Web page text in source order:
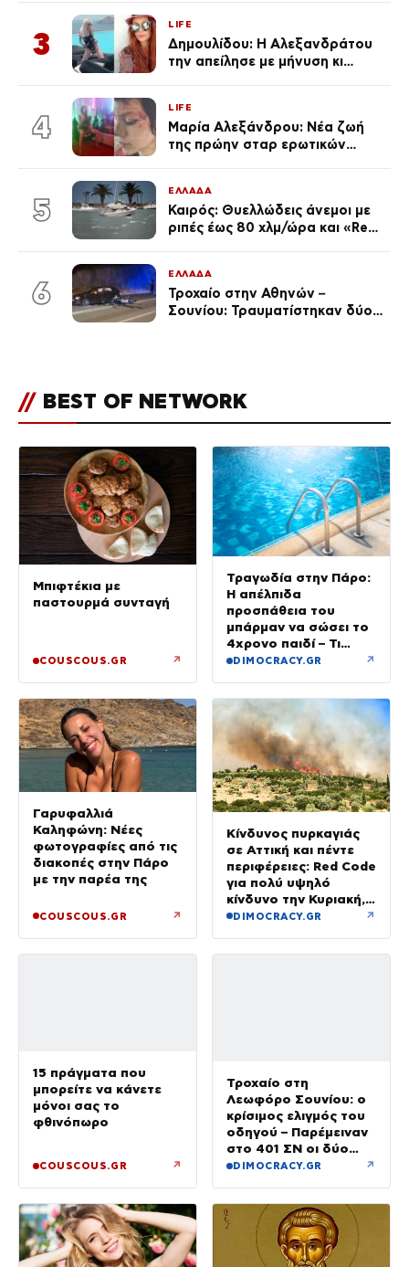
3
LIFE
Δημουλίδου: Η Αλεξανδράτου
την απείλησε με μήνυση κι
ποια είσαι σοκαρίστικα»
4
LIFE
Μαρία Αλεξάνδρου: Νέα ζωή
της πρώην σταρ ερωτικών
(Φωτογραφίες)
5
ΕΛΛΑΔΑ
Καιρός: Θυελλώδεις άνεμοι με
ριπές έως 80 χλμ/ώρα και «Red
6
ΕΛΛΑΔΑ
Τροχαίο στην Αθηνών –
Σουνίου: Τραυματίστηκαν δύο
// BEST OF NETWORK
Μπιφτέκια με
παστουρμά συνταγή
COUSCOUS.GR ↗
Τραγωδία στην Πάρο:
Η απέλπιδα
προσπάθεια του
μπάρμαν να σώσει το
4χρονο παιδί – Τι
ερευνούν οι αρχές
DIMOCRACY.GR ↗
Γαρυφαλλιά
Καληφώνη: Νέες
φωτογραφίες από τις
διακοπές στην Πάρο
με την παρέα της
COUSCOUS.GR ↗
Κίνδυνος πυρκαγιάς
σε Αττική και πέντε
περιφέρειες: Red Code
για πολύ υψηλό
κίνδυνο την Κυριακή,
με μελτέμια έως 8
DIMOCRACY.GR ↗
15 πράγματα που
μπορείτε να κάνετε
μόνοι σας το
φθινόπωρο
COUSCOUS.GR ↗
Τροχαίο στη
Λεωφόρο Σουνίου: ο
κρίσιμος ελιγμός του
οδηγού – Παρέμειναν
στο 401 ΣΝ οι δύο
αστυνομικοί
DIMOCRACY.GR ↗